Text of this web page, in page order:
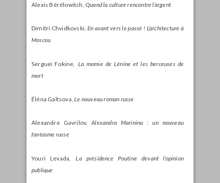
Alexis Bérélowitch, Quand la culture rencontre l’argent
Dimitri Chvidkovski, En avant vers le passé ! L’architecture à
Moscou
Sergueï Fokine,
La momie de Lénine et les berceuses de
mort
Éléna Galtsova,Le nouveau roman russe
Alexandre Gavrilov,Alexandra Marinina : un nouveau
fantasme russe
Youri Levada,
La présidence Poutine devant l’opinion
publique